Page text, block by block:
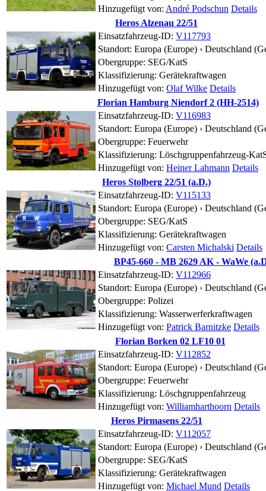
Hinzugefügt von: André Podschun Details
Heros Alzenau 22/51
Einsatzfahrzeug-ID: V117793
Standort: Europa (Europe) › Deutschland
Obergruppe: SEG/KatS
Klassifizierung: Gerätekraftwagen
Hinzugefügt von: Olaf Wilke Details
Florian Hamburg Niendorf 2 (HH-2514)
Einsatzfahrzeug-ID: V116983
Standort: Europa (Europe) › Deutschland
Obergruppe: Feuerwehr
Klassifizierung: Löschgruppenfahrzeug-
Hinzugefügt von: Heiner Lahmann Details
Heros Stolberg 22/51 (a.D.)
Einsatzfahrzeug-ID: V115133
Standort: Europa (Europe) › Deutschland
Obergruppe: SEG/KatS
Klassifizierung: Gerätekraftwagen
Hinzugefügt von: Carsten Michalski Details
BP45-660 - MB 2629 AK - WaWe
Einsatzfahrzeug-ID: V112966
Standort: Europa (Europe) › Deutschland
Obergruppe: Polizei
Klassifizierung: Wasserwerferkraftwagen
Hinzugefügt von: Patrick Barnitzke Details
Florian Borken 02 LF10 01
Einsatzfahrzeug-ID: V112852
Standort: Europa (Europe) › Deutschland
Obergruppe: Feuerwehr
Klassifizierung: Löschgruppenfahrzeug
Hinzugefügt von: Williamharthoorn Details
Heros Pirmasens 22/51
Einsatzfahrzeug-ID: V112057
Standort: Europa (Europe) › Deutschland
Obergruppe: SEG/KatS
Klassifizierung: Gerätekraftwagen
Hinzugefügt von: Michael Mund Details